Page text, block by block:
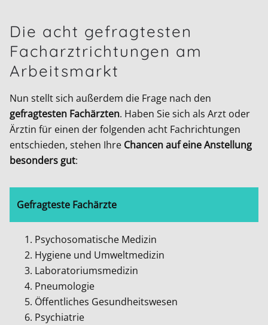
Die acht gefragtesten
Facharztrichtungen am
Arbeitsmarkt
Nun stellt sich außerdem die Frage nach den
gefragtesten Fachärzten. Haben Sie sich als Arzt oder
Ärztin für einen der folgenden acht Fachrichtungen
entschieden, stehen Ihre Chancen auf eine Anstellung
besonders gut:
Gefragteste Fachärzte
Psychosomatische Medizin
Hygiene und Umweltmedizin
Laboratoriumsmedizin
Pneumologie
Öffentliches Gesundheitswesen
Psychiatrie